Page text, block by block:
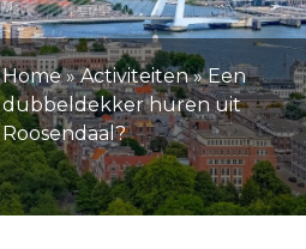
Home»Activiteiten»Een
dubbeldekker huren uit
Roosendaal?